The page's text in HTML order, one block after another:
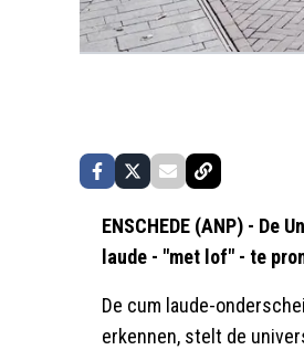
ENSCHEDE (ANP) - De
laude - "met lof" - te
De cum laude-
erkennen, stelt de